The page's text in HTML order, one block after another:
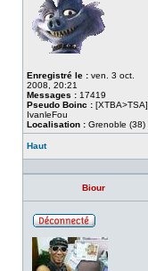
Enregistré le : ven. 3 oct.
2008, 20:21
Messages : 17419
Pseudo Boinc : [XTBA>TSA]
IvanleFou
Localisation : Grenoble (38)
Haut
Biour
ligne